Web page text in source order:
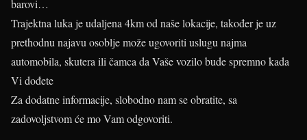
barovi…
Trajektna luka je udaljena 4km od naše lokacije, također je uz
prethodnu najavu osoblje može ugovoriti uslugu najma
automobila, skutera ili čamca da Vaše vozilo bude spremno kada
Vi dođete
Za dodatne informacije, slobodno nam se obratite, sa
zadovoljstvom će mo Vam odgovoriti.